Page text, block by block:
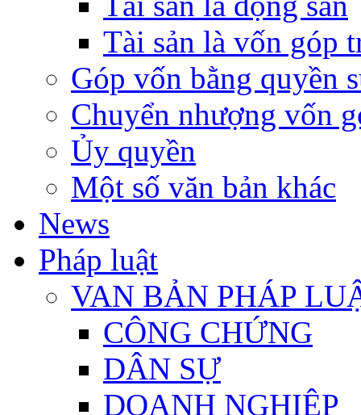
Tài sản là vốn góp
Góp vốn bằng quyền
Chuyển nhượng vốn
Ủy quyền
Một số văn bản khác
News
Pháp luật
VAN BẢN PHÁP
CÔNG CHỨNG
DÂN SỰ
DOANH NGHIỆP